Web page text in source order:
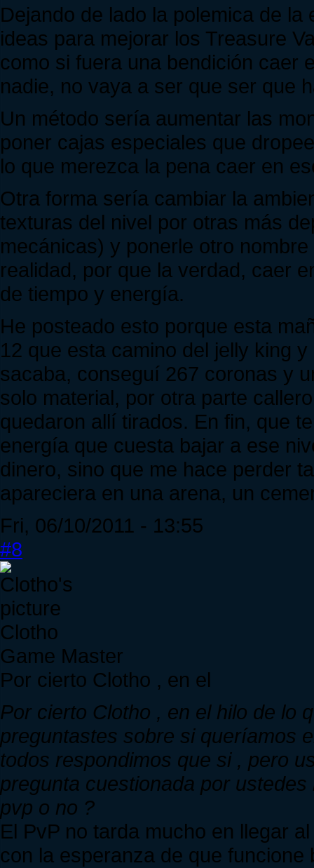
Dejando de lado la polemica de
ideas para mejorar los Treasure
como si fuera una bendición caer
nadie, no vaya a ser que ser que
Un método sería aumentar las
poner cajas especiales que
lo que merezca la pena caer en
Otra forma sería cambiar la
texturas del nivel por otras más
mecánicas) y ponerle otro
realidad, por que la verdad, caer
de tiempo y energía.
He posteado esto porque esta
12 que esta camino del jelly king
sacaba, conseguí 267 coronas y
solo material, por otra parte
quedaron allí tirados. En fin, que
energía que cuesta bajar a ese
dinero, sino que me hace perder
apareciera en una arena, un
Fri, 06/10/2011 - 13:55
#8
Clotho
Game Master
Por cierto Clotho , en el
Por cierto Clotho , en el hilo de lo
preguntastes sobre si queríamos
todos respondimos que si , pero
pregunta cuestionada por
pvp o no ?
El PvP no tarda mucho en llegar
con la esperanza de que funcione